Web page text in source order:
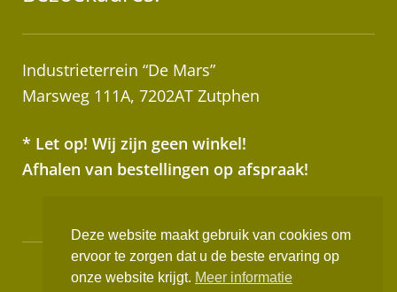
Industrieterrein “De Mars”
Marsweg 111A, 7202AT Zutphen
* Let op! Wij zijn geen winkel!
Afhalen van bestellingen op afspraak!
Deze website maakt gebruik van cookies om
ervoor te zorgen dat u de beste ervaring op
onze website krijgt. Meer informatie